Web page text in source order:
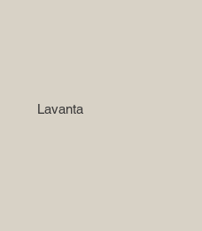
Lavanta